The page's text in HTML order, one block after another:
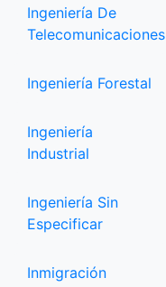
Ingeniería De
Telecomunicaciones
Ingeniería Forestal
Ingeniería
Industrial
Ingeniería Sin
Especificar
Inmigración